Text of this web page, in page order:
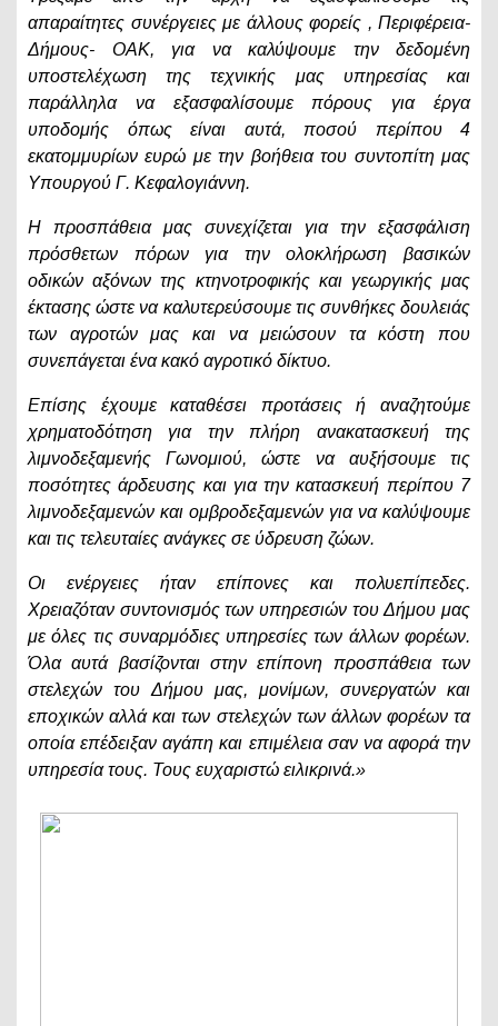
απαραίτητες συνέργειες με άλλους φορείς , Περιφέρεια-
Δήμους- ΟΑΚ, για να καλύψουμε την δεδομένη
υποστελέχωση της τεχνικής μας υπηρεσίας και
παράλληλα να εξασφαλίσουμε πόρους για έργα
υποδομής όπως είναι αυτά, ποσού περίπου 4
εκατομμυρίων ευρώ με την βοήθεια του συντοπίτη μας
Υπουργού Γ. Κεφαλογιάννη.
Η προσπάθεια μας συνεχίζεται για την εξασφάλιση
πρόσθετων πόρων για την ολοκλήρωση βασικών
οδικών αξόνων της κτηνοτροφικής και γεωργικής μας
έκτασης ώστε να καλυτερεύσουμε τις συνθήκες δουλειάς
των αγροτών μας και να μειώσουν τα κόστη που
συνεπάγεται ένα κακό αγροτικό δίκτυο.
Επίσης έχουμε καταθέσει προτάσεις ή αναζητούμε
χρηματοδότηση για την πλήρη ανακατασκευή της
λιμνοδεξαμενής Γωνομιού, ώστε να αυξήσουμε τις
ποσότητες άρδευσης και για την κατασκευή περίπου 7
λιμνοδεξαμενών και ομβροδεξαμενών για να καλύψουμε
και τις τελευταίες ανάγκες σε ύδρευση ζώων.
Οι ενέργειες ήταν επίπονες και πολυεπίπεδες.
Χρειαζόταν συντονισμός των υπηρεσιών του Δήμου μας
με όλες τις συναρμόδιες υπηρεσίες των άλλων φορέων.
Όλα αυτά βασίζονται στην επίπονη προσπάθεια των
στελεχών του Δήμου μας, μονίμων, συνεργατών και
εποχικών αλλά και των στελεχών των άλλων φορέων τα
οποία επέδειξαν αγάπη και επιμέλεια σαν να αφορά την
υπηρεσία τους. Τους ευχαριστώ ειλικρινά.»